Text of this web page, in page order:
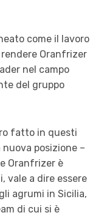
come il lavoro
Oranfrizer
nel campo
del gruppo
fatto in questi
posizione –
Oranfrizer è
vale a dire essere
agrumi in Sicilia,
di cui si è